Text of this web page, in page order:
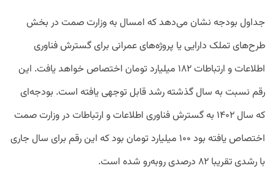
جداول بودجه نشان می‌دهد که امسال به وزارت صمت در بخش
طرح‌های تملک دارایی یا پروژه‌های عمرانی برای گسترش فناوری
اطلاعات و ارتباطات ۱۸۲ میلیارد تومان اختصاص خواهد یافت. این
رقم نسبت به سال گذشته رشد قابل توجهی یافته است. بودجه‌‌ای
که سال ۱۴۰۲ به گسترش فناوری اطلاعات و ارتباطات در وزارت صمت
اختصاص یافته بود ۱۰۰ میلیارد تومان بود که این رقم برای سال جاری
با رشدی تقریبا ۸۲ درصدی روبه‌رو شده است.